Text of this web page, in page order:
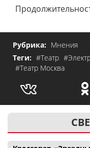
Рубрика: Мнения
Теги: #Театр
#Театр Москва